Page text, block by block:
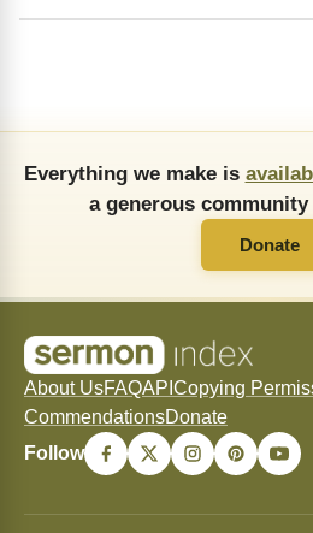
Everything we make is
a generous
Donate
About UsFAQAPI Copying
CommendationsDonate
Follow